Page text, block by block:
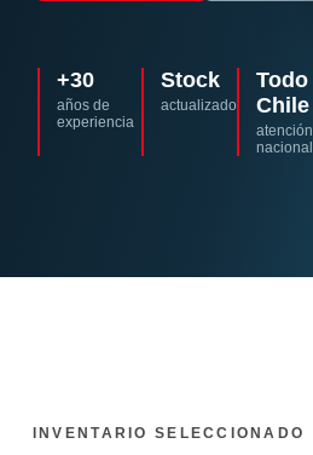
+30
años de
experiencia
Stock
actualizado
Todo
Chile
atención
nacional
INVENTARIO SELECCIONADO